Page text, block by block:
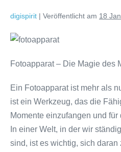
digispirit | Veröffentlicht am 18
Fotoapparat – Die Magie des
Ein Fotoapparat ist mehr als
ist ein Werkzeug, das die
Momente einzufangen und
In einer Welt, in der wir
sind, ist es wichtig, sich